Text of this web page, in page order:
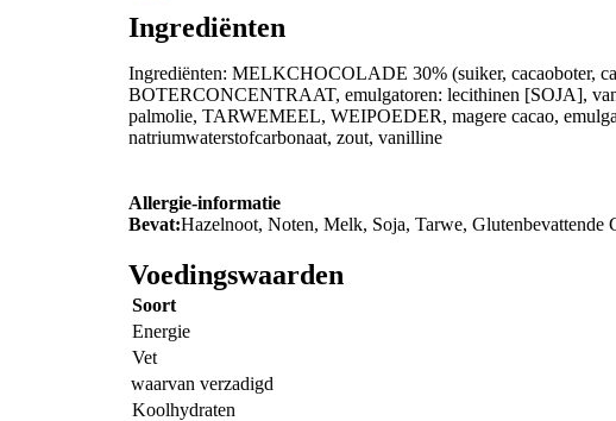
Ingrediënten
Ingrediënten: MELKCHOCOLADE 30% (suiker, cacaoboter,
BOTERCONCENTRAAT, emulgatoren: lecithinen [SOJA],
palmolie, TARWEMEEL, WEIPOEDER, magere cacao,
natriumwaterstofcarbonaat, zout, vanilline
Allergie-informatie
Bevat:Hazelnoot, Noten, Melk, Soja, Tarwe, Glutenbevattende
Voedingswaarden
Soort
Energie
Vet
waarvan verzadigd
Koolhydraten